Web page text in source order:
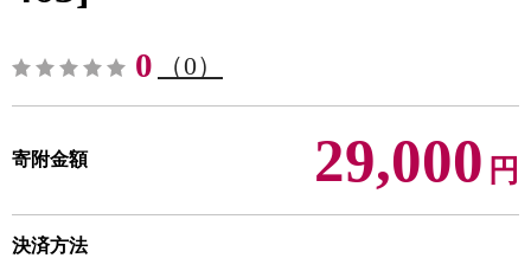
0 （0）
寄附金額 29,000 円
決済方法